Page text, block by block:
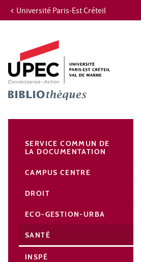
Aller au contenu
Recherche
Navigation secondaire
Université Paris-Est Créteil
SERVICE COMMUN DE
LA DOCUMENTATION
CAMPUS CENTRE
DROIT
ECO-GESTION-URBA
SANTÉ
INSPÉ